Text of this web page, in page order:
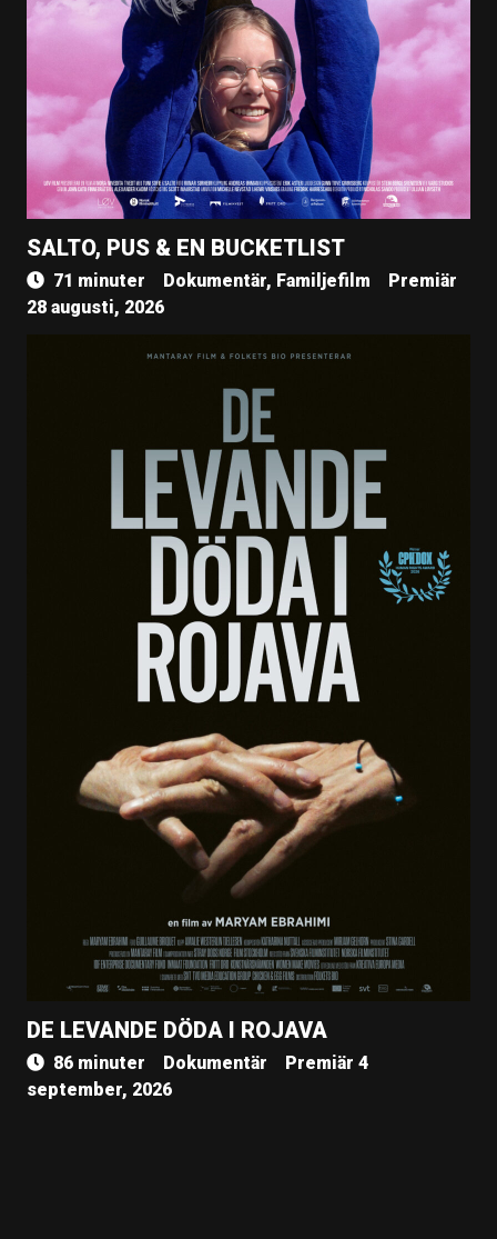
SALTO, PUS & EN BUCKETLIST
71 minuter Dokumentär, Familjefilm
Premiär
28 augusti, 2026
DE LEVANDE DÖDA I ROJAVA
86 minuter Dokumentär
Premiär 4
september, 2026